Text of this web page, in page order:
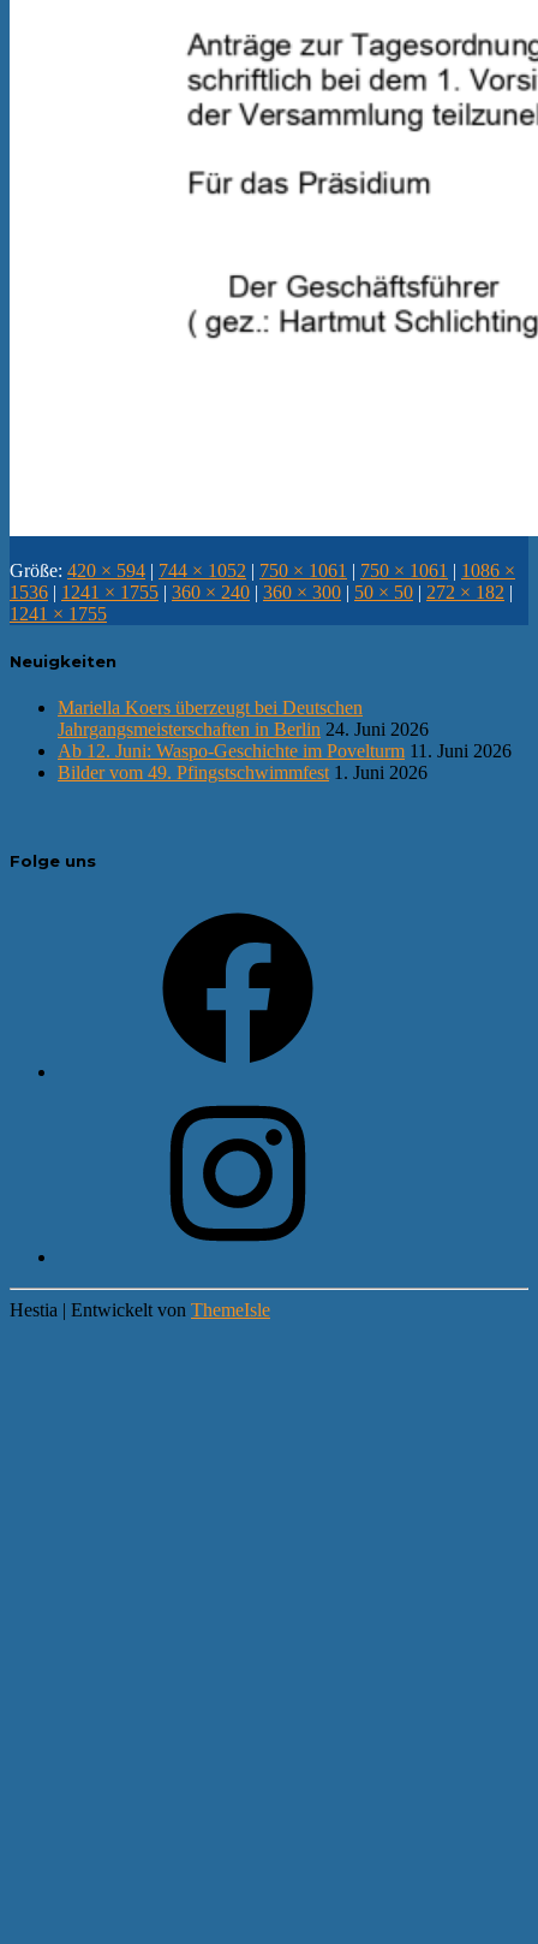
Größe: 420 × 594 | 744 × 1052 | 750 × 1061 | 750 × 1061 | 1086 ×
1536 | 1241 × 1755 | 360 × 240 | 360 × 300 | 50 × 50 | 272 × 182 |
1241 × 1755
Neuigkeiten
Mariella Koers überzeugt bei Deutschen
Jahrgangsmeisterschaften in Berlin 24. Juni 2026
Ab 12. Juni: Waspo-Geschichte im Povelturm 11. Juni 2026
Bilder vom 49. Pfingstschwimmfest 1. Juni 2026
Folge uns
Hestia | Entwickelt von ThemeIsle